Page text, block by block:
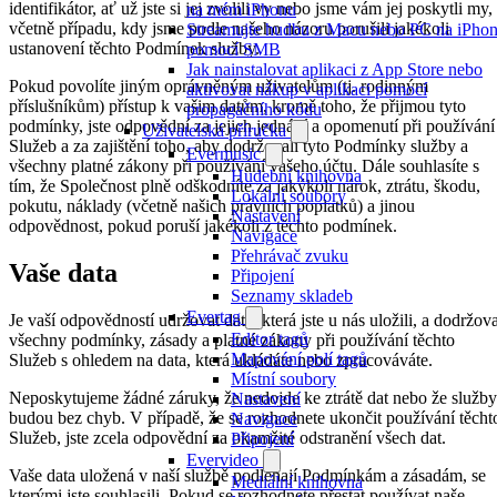
na mém iPhonu
Streamujte hudbu z Macu nebo PC na
pomocí SMB
Jak nainstalovat aplikaci z App Store nebo
aktivovat nákup v aplikaci pomocí
propagačního kódu
Uživatelská příručka
Evermusic
Hudební knihovna
Lokální soubory
Nastavení
Navigace
Přehrávač zvuku
Připojení
Seznamy skladeb
Evertag
Editor tagů
Mapování polí tagů
Místní soubory
Nastavení
Navigace
Připojení
Evervideo
Mediální knihovna
identifikátor, ať už jste si jej zvolili vy nebo jsme vám jej poskytli my,
včetně případu, kdy jsme podle našeho názoru porušili jakékoli
ustanovení těchto Podmínek služby.
Pokud povolíte jiným oprávněným uživatelům (tj. rodinným
příslušníkům) přístup k vašim datům, kromě toho, že přijmou tyto
podmínky, jste odpovědní za jejich jednání a opomenutí při používání
Služeb a za zajištění toho, aby dodržovali tyto Podmínky služby a
všechny platné zákony při používání vašeho účtu. Dále souhlasíte s
tím, že Společnost plně odškodníte za jakýkoli nárok, ztrátu, škodu,
pokutu, náklady (včetně našich právních poplatků) a jinou
odpovědnost, pokud poruší jakékoli z těchto podmínek.
Vaše data
Je vaší odpovědností udržovat data, která jste u nás uložili, a
všechny podmínky, zásady a platné zákony při používání těchto
Služeb s ohledem na data, která ukládáte nebo zpracováváte.
Neposkytujeme žádné záruky, že nedojde ke ztrátě dat nebo že služby
budou bez chyb. V případě, že se rozhodnete ukončit používání
Služeb, jste zcela odpovědní za okamžité odstranění všech dat.
Vaše data uložená v naší službě podléhají Podmínkám a zásadám, se